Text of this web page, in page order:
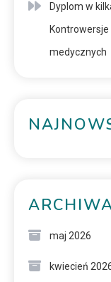
Dyplom w
Kontrowersje
medycznych
maj 2026
kwiecień